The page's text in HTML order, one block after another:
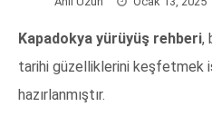
Kapadokya yürüyüş rehberi,
tarihi güzelliklerini keşfetmek
hazırlanmıştır.